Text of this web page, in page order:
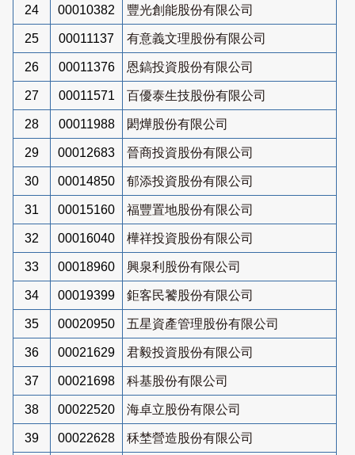
24 00010382 豐光創能股份有限公司
25 00011137 有意義文理股份有限公司
26 00011376 恩鎬投資股份有限公司
27 00011571 百優泰生技股份有限公司
28 00011988 閎燁股份有限公司
29 00012683 晉商投資股份有限公司
30 00014850 郁添投資股份有限公司
31 00015160 福豐置地股份有限公司
32 00016040 樺祥投資股份有限公司
33 00018960 興泉利股份有限公司
34 00019399 鉅客民饕股份有限公司
35 00020950 五星資產管理股份有限公司
36 00021629 君毅投資股份有限公司
37 00021698 科基股份有限公司
38 00022520 海卓立股份有限公司
39 00022628 秝埜營造股份有限公司